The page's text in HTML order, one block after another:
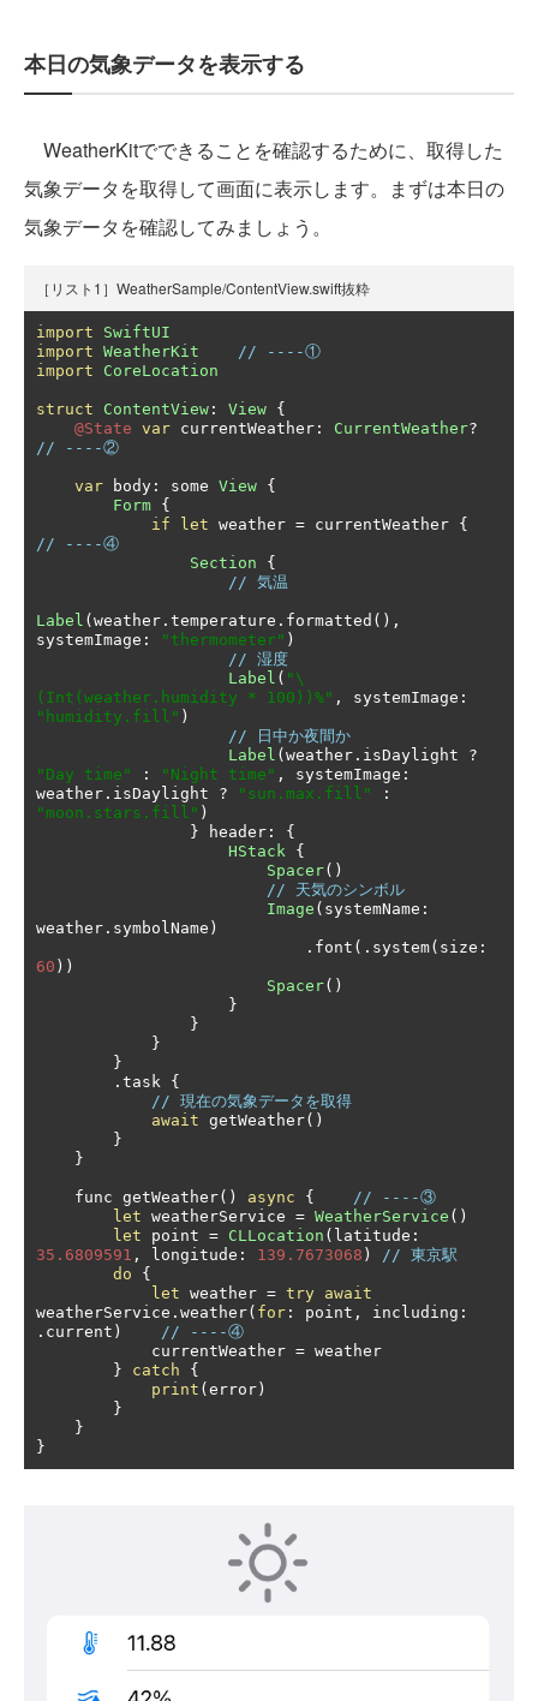
本日の気象データを表示する
WeatherKitでできることを確認するために、取得した
気象データを取得して画面に表示します。まずは本日の
気象データを確認してみましょう。
［リスト1］WeatherSample/ContentView.swift抜粋
import
SwiftUI
import WeatherKit
// ----①
import
CoreLocation
struct ContentView : View {
@State var currentWeather : CurrentWeather?
// ----②
var body : some View {
Form {
if
let weather = currentWeather {
// ----④
Section
{
// 気温
Label ( weather . temperature . formatted (),
systemImage : "thermometer" )
// 湿度
Label ( "\
(Int(weather.humidity * 100))%" , systemImage :
"humidity.fill" )
// 日中か夜間か
Label ( weather . isDaylight ?
"Day time"
: "Night time" , systemImage :
weather . isDaylight ? "sun.max.fill"
:
"moon.stars.fill" )
} header :
{
HStack {
Spacer()
// 天気のシンボル
Image ( systemName :
weather . symbolName )
. font (. system( size :
60 ))
Spacer()
}
}
}
}
. task {
// 現在の気象データを取得
await getWeather()
}
}
    func getWeather
() async {
// ----③
let weatherService = WeatherService ()
let point = CLLocation ( latitude :
35.6809591 , longitude : 139.7673068 )
// 東京駅
do
{
let weather = try
await
weatherService . weather( for : point , including :
. current )
// ----④
            currentWeather
= weather
}
catch
{
print ( error )
}
}
}